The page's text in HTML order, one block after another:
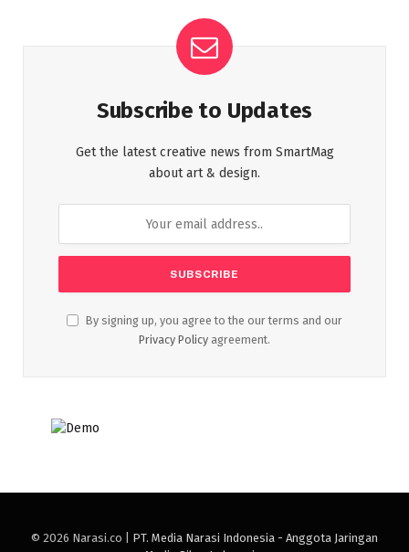
Subscribe to Updates
Get the latest creative news from SmartMag
about art & design.
By signing up, you agree to the our terms and our
Privacy Policy agreement.
© 2026 Narasi.co | PT. Media Narasi Indonesia - Anggota Jaringan